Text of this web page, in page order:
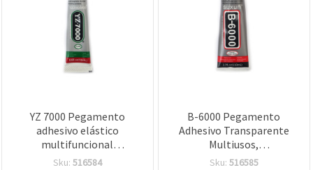
YZ 7000 Pegamento
adhesivo elástico
multifuncional
monocomponente,
Sku: 516584
B-6000 Pegamento
Adhesivo Transparente
Multiusos,
Monocomponente, 110
Sku: 516585